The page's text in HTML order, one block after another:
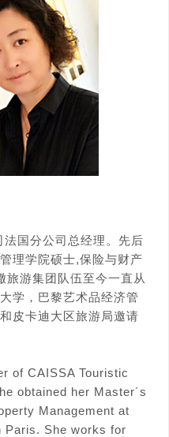
国分公司总经理。先后
理学院硕士,保险与财产
旅游集团队伍至今一直从
学，巴黎艺术品经济管
皮卡迪大区旅游局邀请
of CAISSA Touristic
obtained her Master´s
Management at
Paris. She works for